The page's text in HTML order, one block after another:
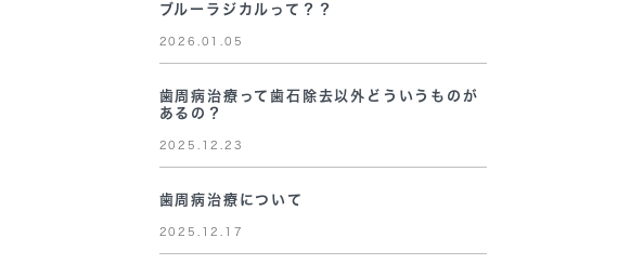
ブルーラジカルって？？
2026.01.05
歯周病治療って歯石除去以外どういうものが
あるの？
2025.12.23
歯周病治療について
2025.12.17